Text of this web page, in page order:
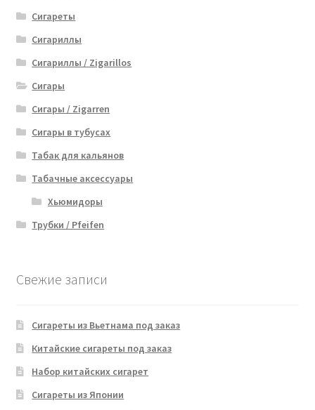
Сигареты
Сигариллы
Сигариллы / Zigarillos
Сигары
Сигары / Zigarren
Сигары в тубусах
Табак для кальянов
Табачные аксессуары
Хьюмидоры
Трубки / Pfeifen
Свежие записи
Сигареты из Вьетнама под заказ
Китайские сигареты под заказ
Набор китайских сигарет
Сигареты из Японии